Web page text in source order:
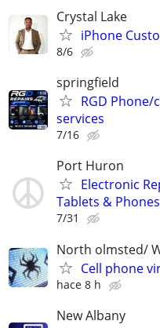
Crystal Lake
iPhone
8/6
springfield
RGD
services
7/16
Port Huron
Electronic
Tablets & Phones
7/31
North olmsted/
Cell phone
hace 8 h
New Albany